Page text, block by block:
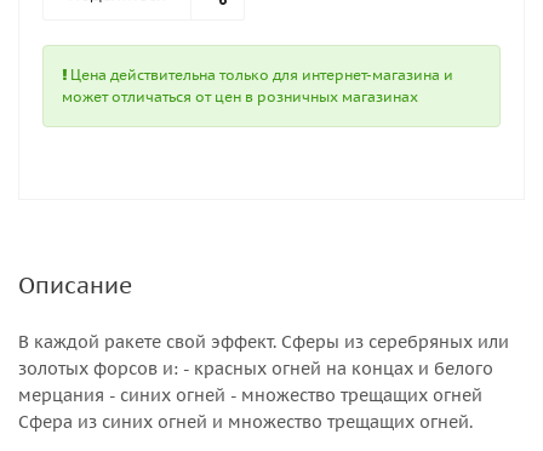
Цена действительна только для интернет-магазина и
может отличаться от цен в розничных магазинах
Описание
В каждой ракете свой эффект. Сферы из серебряных или
золотых форсов и: - красных огней на концах и белого
мерцания - синих огней - множество трещащих огней
Сфера из синих огней и множество трещащих огней.